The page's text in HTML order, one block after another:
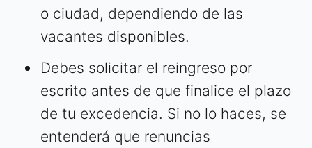
o ciudad, dependiendo de las
vacantes disponibles.
Debes solicitar el reingreso por
escrito antes de que finalice el plazo
de tu excedencia. Si no lo haces, se
entenderá que renuncias